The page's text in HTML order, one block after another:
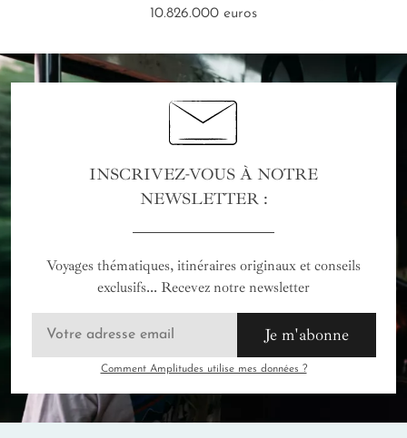
10.826.000 euros
INSCRIVEZ-VOUS À NOTRE
NEWSLETTER :
Voyages thématiques, itinéraires originaux et conseils
exclusifs... Recevez notre newsletter
Je m'abonne
Comment Amplitudes utilise mes données ?